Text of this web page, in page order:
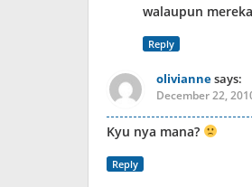
walaupun
Reply
oliviannesays:
December 22,
Kyu nya mana?
Reply